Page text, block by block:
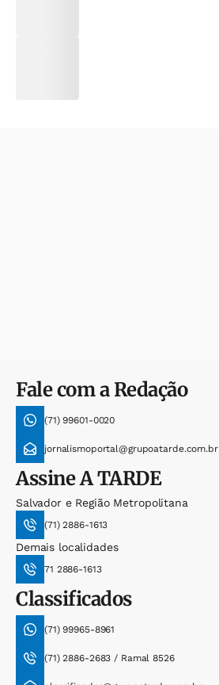
Fale com a Redação
(71) 99601-0020
jornalismoportal@grupoatarde.com.br
AssineA TARDE
Salvador e Região Metropolitana
(71) 2886-1613
Demais localidades
71 2886-1613
Classificados
(71) 99965-8961
(71) 2886-2683 / Ramal 8526